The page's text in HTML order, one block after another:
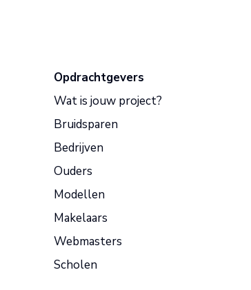
Opdrachtgevers
Wat is jouw project?
Bruidsparen
Bedrijven
Ouders
Modellen
Makelaars
Webmasters
Scholen